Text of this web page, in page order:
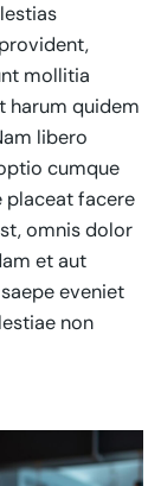
mollitia
harum quidem
libero
cumque
placeat facere
omnis dolor
et aut
eveniet
non